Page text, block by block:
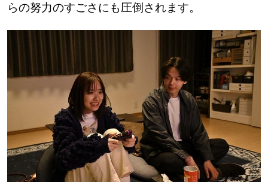
【札幌のお気に入りを見つけたい】
【道央のお気に入りを見つけたい】
【道北のお気に入りを見つけたい】
【道東のお気に入りを見つけたい】
らの努力のすごさにも圧倒されます。